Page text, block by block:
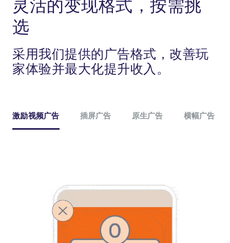
灵活的变现格式，按需挑
选
采用我们提供的广告格式，改善玩
家体验并最大化提升收入。
激励视频广告 插屏广告 原生广告 横幅广告